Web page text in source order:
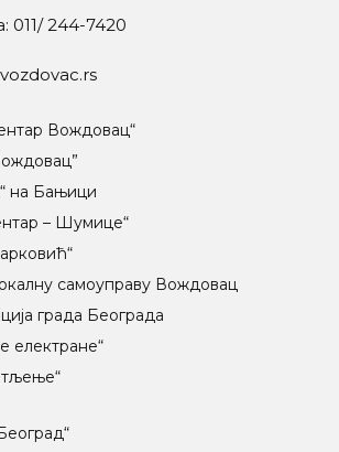
011/ 244-7420
Вождовац“
на Бањици
– Шумице“
самоуправу Вождовац
града Београда
електране“